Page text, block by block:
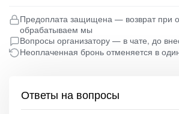
Предоплата защищена — возврат при
обрабатываем мы
Вопросы организатору — в чате, до
Неоплаченная бронь отменяется в
Ответы на вопросы